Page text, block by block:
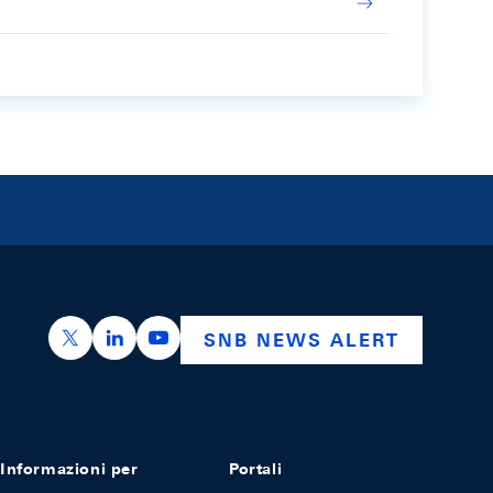
https://x.com/snb_bns
https://ch.linkedin.com/company/swiss-
https://www.youtube.com/
SNB NEWS ALERT
Informazioni per Portali